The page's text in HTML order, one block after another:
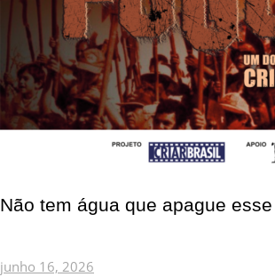
Não tem água que apague
junho 16, 2026